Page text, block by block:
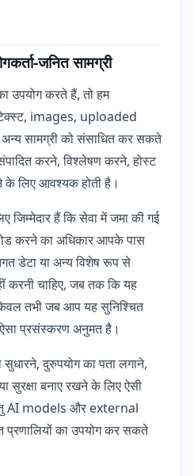
जनित सामग्री
उपयोग करते हैं, तो हम
images, uploaded
सामग्री को संसाधित कर सकते
करने, विश्लेषण करने, होस्ट
के लिए आवश्यक होती है।
हैं कि सेवा में जमा की गई
करने का अधिकार आपके पास
डेटा या अन्य विशेष रूप से
करनी चाहिए, जब तक कि यह
तभी जब आप यह सुनिश्चित
ऐसा प्रसंस्करण अनुमत है।
सुधारने, दुरुपयोग का पता लगाने,
सुरक्षा बनाए रखने के लिए ऐसी
AI models और external
का उपयोग कर सकते